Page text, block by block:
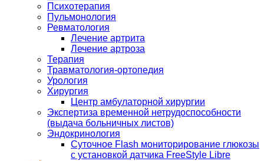
Психотерапия
Пульмонология
Ревматология
Лечение артрита
Лечение артроза
Терапия
Травматология-ортопедия
Урология
Хирургия
Центр амбулаторной хирургии
Экспертиза временной нетрудоспособности
(выдача больничных листов)
Эндокринология
Суточное Flash мониторирование глюкозы
с установкой датчика FreeStyle Libre